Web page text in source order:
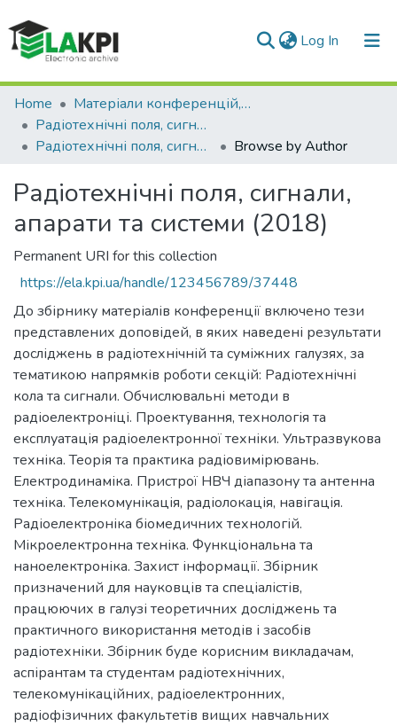
Log In (current)
Communities & Collections
All of DSpace
Home
Матеріали конференцій, семінарів і т.п.
Радіотехнічні поля, сигнали, апарати та системи
Радіотехнічні поля, сигнали, апарати та системи (2018)
Browse by Author
Радіотехнічні поля, сигнали,
апарати та системи (2018)
Permanent URI for this collection
https://ela.kpi.ua/handle/123456789/37448
До збірнику матеріалів конференції включено тези
представлених доповідей, в яких наведені результати
досліджень в радіотехнічній та суміжних галузях, за
тематикою напрямків роботи секцій: Радіотехнічні
кола та сигнали. Обчислювальні методи в
радіоелектроніці. Проектування, технологія та
експлуатація радіоелектронної техніки. Ультразвукова
техніка. Теорія та практика радіовимірювань.
Електродинаміка. Пристрої НВЧ діапазону та антенна
техніка. Телекомунікація, радіолокація, навігація.
Радіоелектроніка біомедичних технологій.
Мікроелектронна техніка. Функціональна та
наноелектроніка. Захист інформації. Збірник
призначений для науковців та спеціалістів,
працюючих в галузі теоретичних досліджень та
практичного використання методів і засобів
радіотехніки. Збірник буде корисним викладачам,
аспірантам та студентам радіотехнічних,
телекомунікаційних, радіоелектронних,
радіофізичних факультетів вищих навчальних